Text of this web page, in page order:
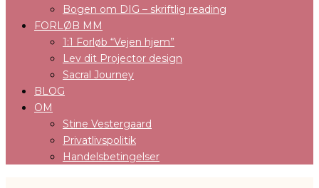
Bogen om DIG – skriftlig reading
FORLØB MM
1:1 Forløb “Vejen hjem”
Lev dit Projector design
Sacral Journey
BLOG
OM
Stine Vestergaard
Privatlivspolitik
Handelsbetingelser